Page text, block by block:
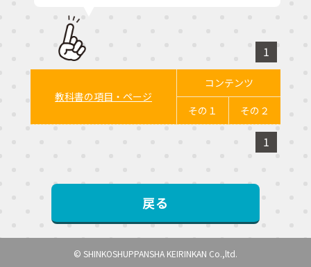
1
教科書の項目・ページ
コンテンツ
その１
その２
1
戻る
© SHINKOSHUPPANSHA KEIRINKAN Co.,ltd.